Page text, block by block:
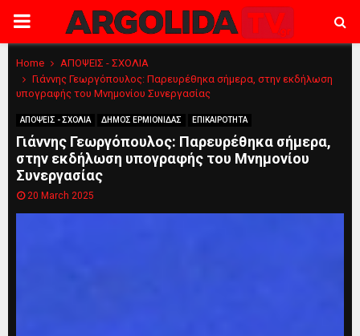
PRIMARY
MENU
Home
ΑΠΟΨΕΙΣ - ΣΧΟΛΙΑ
Γιάννης Γεωργόπουλος: Παρευρέθηκα σήμερα, στην εκδήλωση
υπογραφής του Μνημονίου Συνεργασίας
ΑΠΟΨΕΙΣ - ΣΧΟΛΙΑ ΔΗΜΟΣ ΕΡΜΙΟΝΙΔΑΣ ΕΠΙΚΑΙΡΟΤΗΤΑ
Γιάννης Γεωργόπουλος: Παρευρέθηκα σήμερα,
στην εκδήλωση υπογραφής του Μνημονίου
Συνεργασίας
20 March 2025